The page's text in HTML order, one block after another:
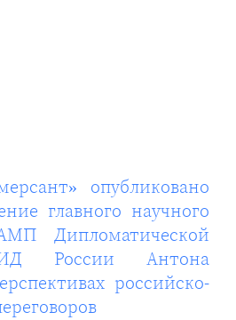
опубликовано
главного научного
Дипломатической
России Антона
российско-